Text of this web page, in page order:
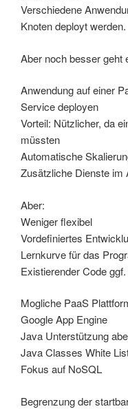
Verschiedene
Knoten deployt werden.
Aber noch besser geht
Anwendung auf einer
Service deployen
Vorteil: Nützlicher, da
müssten
Automatische
Zusätzliche Dienste im
Aber:
Weniger flexibel
Vordefiniertes
Lernkurve für das
Existierender Code
Mogliche PaaS
Google App Engine
Java Unterstützung
Java Classes White
Fokus auf NoSQL
Begrenzung der